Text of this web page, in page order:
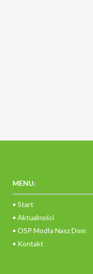
MENU:
• Start
• Aktualności
• OSP Modła Nasz Dom
• Kontakt